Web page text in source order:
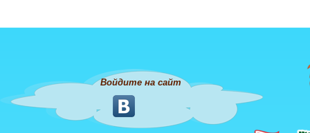
Войдите на сайт